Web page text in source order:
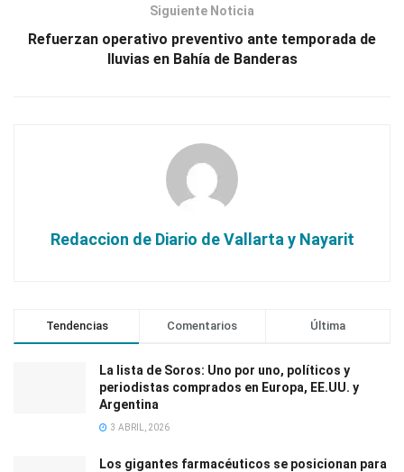
Siguiente Noticia
Refuerzan operativo preventivo ante temporada de
lluvias en Bahía de Banderas
Redaccion de Diario de Vallarta y Nayarit
Tendencias Comentarios Última
La lista de Soros: Uno por uno, políticos y
periodistas comprados en Europa, EE.UU. y
Argentina
3 ABRIL, 2026
Los gigantes farmacéuticos se posicionan para